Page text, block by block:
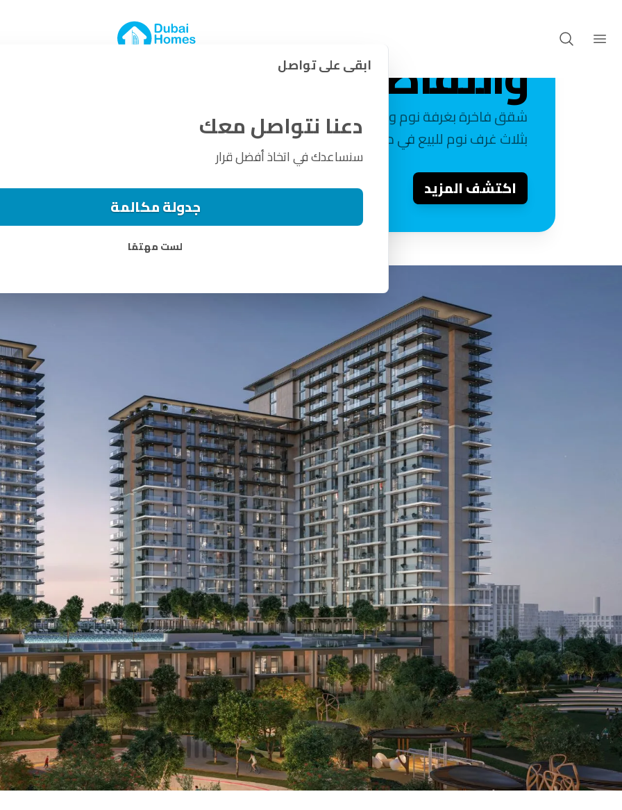
دبي هيلز استيت + السعر
والتفاصيل
شقق فاخرة بغرفة نوم واحدة، غرفتين، وثلاث غرف نوم، وتاون هاوس
بثلاث غرف نوم للبيع في دبي هيلز استيت
اكتشف المزيد
ابقى على تواصل
دعنا نتواصل معك
سنساعدك في اتخاذ أفضل قرار
جدولة مكالمة
لست مهتمًا